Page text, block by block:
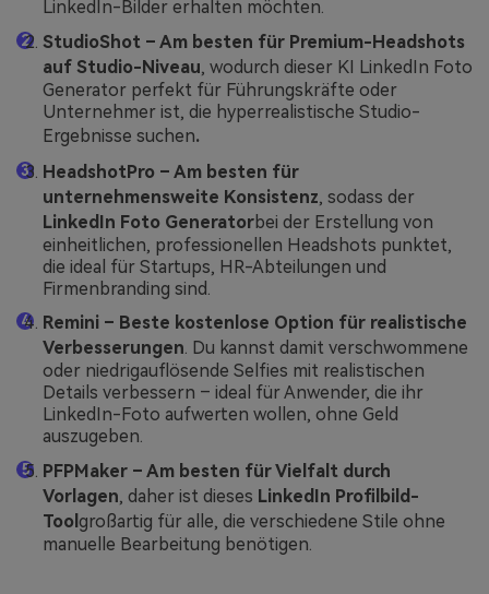
LinkedIn-Bilder erhalten möchten.
StudioShot – Am besten für Premium-Headshots
auf Studio-Niveau, wodurch dieser KI LinkedIn Foto
Generator perfekt für Führungskräfte oder
Unternehmer ist, die hyperrealistische Studio-
Ergebnisse suchen.
HeadshotPro – Am besten für
unternehmensweite Konsistenz, sodass der
LinkedIn Foto Generatorbei der Erstellung von
einheitlichen, professionellen Headshots punktet,
die ideal für Startups, HR-Abteilungen und
Firmenbranding sind.
Remini – Beste kostenlose Option für realistische
Verbesserungen. Du kannst damit verschwommene
oder niedrigauflösende Selfies mit realistischen
Details verbessern – ideal für Anwender, die ihr
LinkedIn-Foto aufwerten wollen, ohne Geld
auszugeben.
PFPMaker – Am besten für Vielfalt durch
Vorlagen, daher ist dieses LinkedIn Profilbild-
Tool großartig für alle, die verschiedene Stile ohne
manuelle Bearbeitung benötigen.